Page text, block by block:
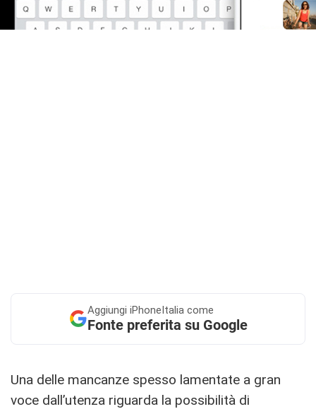
Aggiungi iPhoneItalia come
Fonte preferita su Google
Una delle mancanze spesso lamentate a gran
voce dall’utenza riguarda la possibilità di